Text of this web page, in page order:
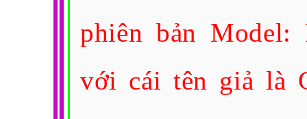
phiên bản
với cái tên giả là